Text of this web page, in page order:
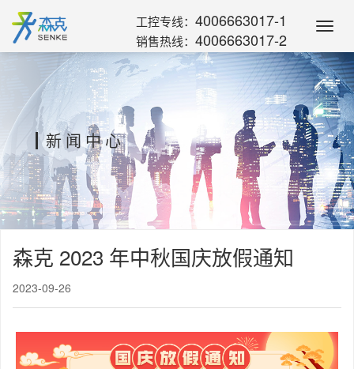
工控专线： 4006663017-1
销售热线： 4006663017-2
新闻中心
森克 2023 年中秋国庆放假通知
2023-09-26